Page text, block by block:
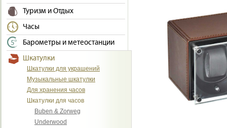
Туризм и Отдых
Часы
Барометры и метеостанции
Шкатулки
Шкатулки для украшений
Музыкальные шкатулки
Для хранения часов
Шкатулки для часов
Buben & Zorweg
Underwood